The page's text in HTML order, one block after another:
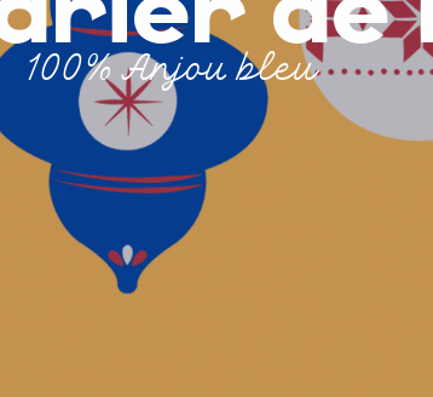
100% Anjou bleu